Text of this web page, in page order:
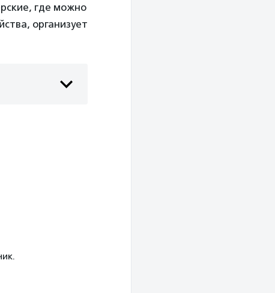
где можно
организует